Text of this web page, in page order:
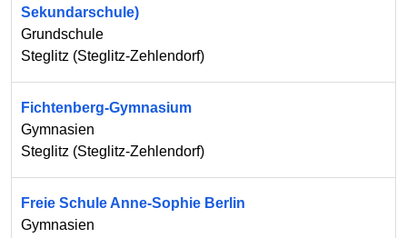
Sekundarschule)
Grundschule
Steglitz (Steglitz-Zehlendorf)
Fichtenberg-Gymnasium
Gymnasien
Steglitz (Steglitz-Zehlendorf)
Freie Schule Anne-Sophie Berlin
Gymnasien